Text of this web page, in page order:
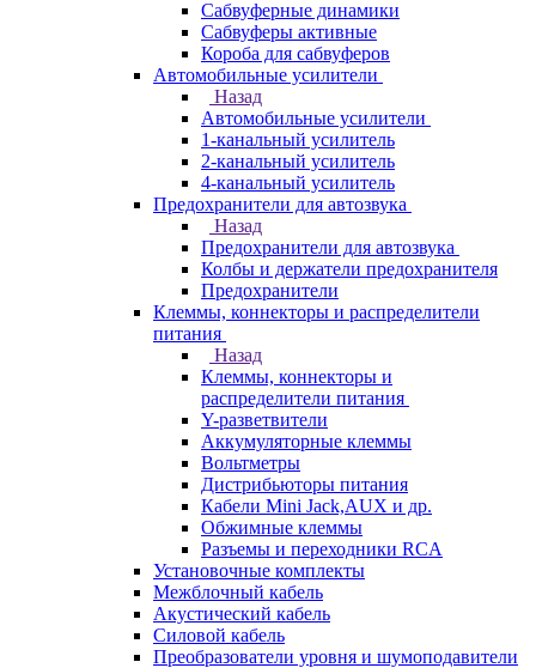
Сабвуферные динамики
Сабвуферы активные
Короба для сабвуферов
Автомобильные усилители
Назад
Автомобильные усилители
1-канальный усилитель
2-канальный усилитель
4-канальный усилитель
Предохранители для автозвука
Назад
Предохранители для автозвука
Колбы и держатели предохранителя
Предохранители
Клеммы, коннекторы и распределители
питания
Назад
Клеммы, коннекторы и
распределители питания
Y-разветвители
Аккумуляторные клеммы
Вольтметры
Дистрибьюторы питания
Кабели Mini Jack,AUX и др.
Обжимные клеммы
Разъемы и переходники RCA
Установочные комплекты
Межблочный кабель
Акустический кабель
Силовой кабель
Преобразователи уровня и шумоподавители